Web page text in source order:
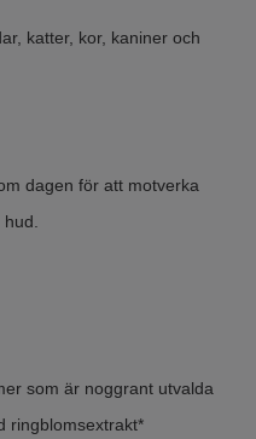
katter, kor, kaniner och
dagen för att motverka
som är noggrant utvalda
ringblomsextrakt*